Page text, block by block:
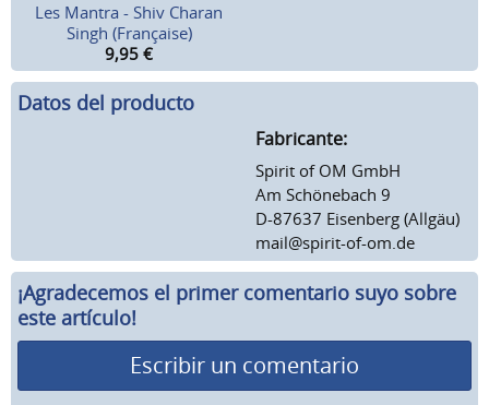
Les Mantra - Shiv Charan
Singh (Française)
9,95 €
Datos del producto
Fabricante:
Spirit of OM GmbH
Am Schönebach 9
D-87637 Eisenberg (Allgäu)
mail@spirit-of-om.de
¡Agradecemos el primer comentario suyo sobre
este artículo!
Escribir un comentario